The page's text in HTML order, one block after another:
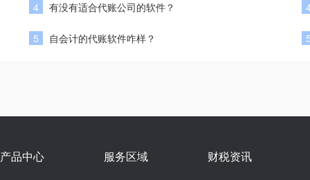
4 有没有适合代账公司的软件？
5 自会计的代账软件咋样？
产品中心 服务区域 财税资讯